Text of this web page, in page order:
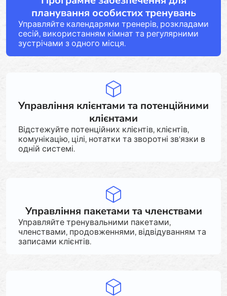
планування особистих тренувань
Управляйте календарями тренерів, розкладами
сесій, використанням кімнат та регулярними
зустрічами з одного місця.
Управління клієнтами та потенційними
клієнтами
Відстежуйте потенційних клієнтів, клієнтів,
комунікацію, цілі, нотатки та зворотні зв'язки в
одній системі.
Управління пакетами та членствами
Управляйте тренувальними пакетами,
членствами, продовженнями, відвідуванням та
записами клієнтів.